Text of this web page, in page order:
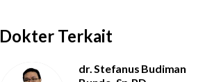
Dokter Terkait